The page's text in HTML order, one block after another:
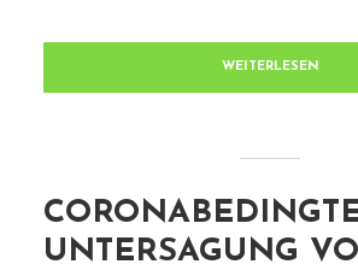
WEITERLESEN
UNTERSAGUNG